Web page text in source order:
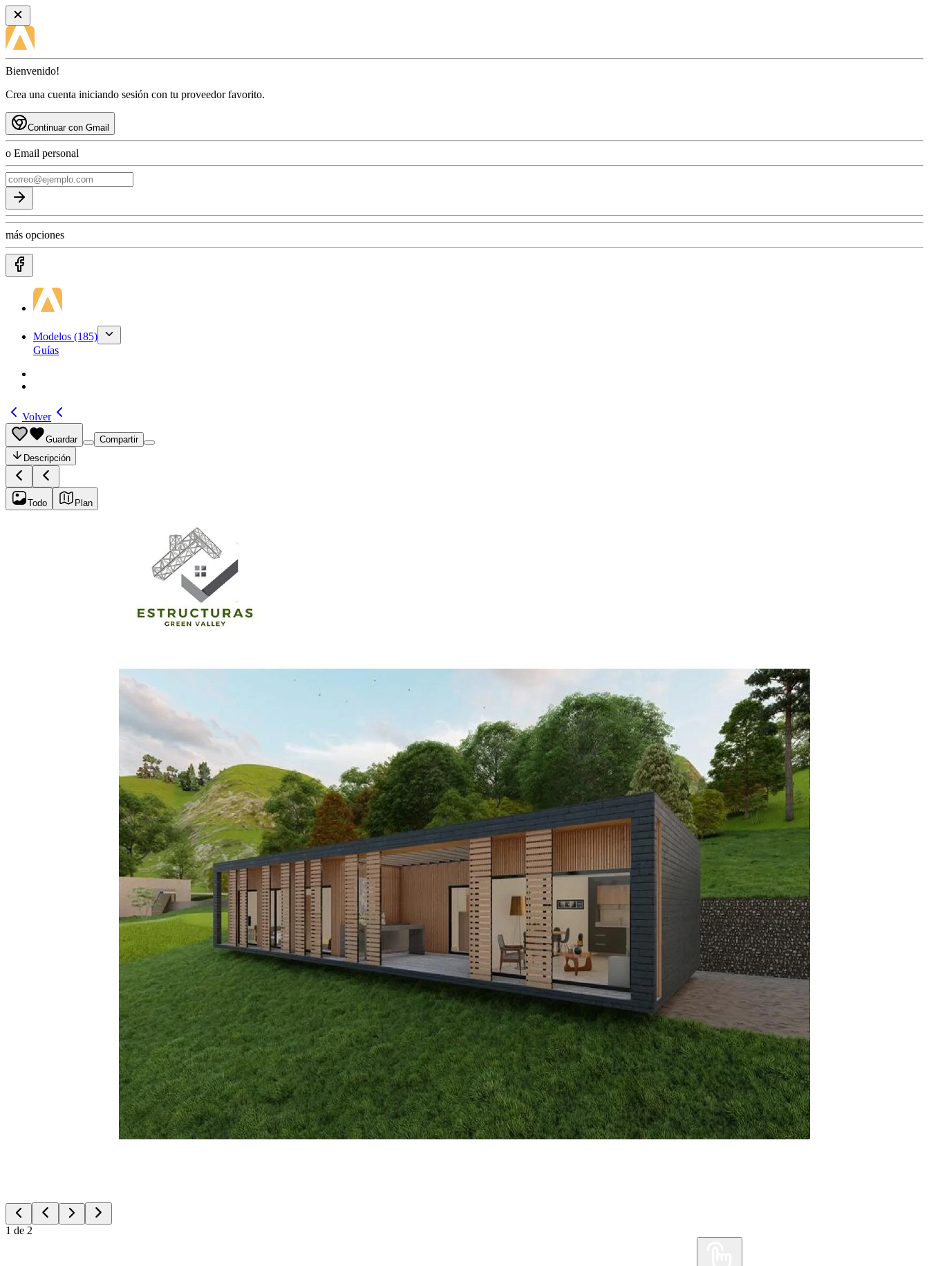
Bienvenido!
Crea una cuenta iniciando sesión con tu proveedor favorito.
Continuar con Gmail
o Email personal
más opciones
Modelos (185)
Guías
Volver
Guardar
Compartir
Descripción
Todo Plan
1 de 2